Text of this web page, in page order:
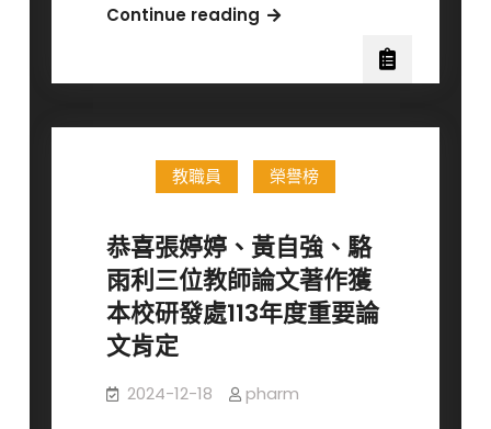
定！
Continue reading賀！
副
授
究
團
隊
榮
拮
教職員 榮譽榜
恭喜張婷婷、黃自強、駱
雨利三位教師論文著作獲
本校研發處113年度重要論
文肯定
2024-12-18 pharm